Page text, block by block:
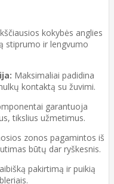
kokybės anglies
stiprumo ir lengvumo
Maksimaliai padidina
kontaktą su žuvimi.
garantuoja
tikslius užmetimus.
zonos pagamintos iš
būtų dar ryškesnis.
pakirtimą ir puikią